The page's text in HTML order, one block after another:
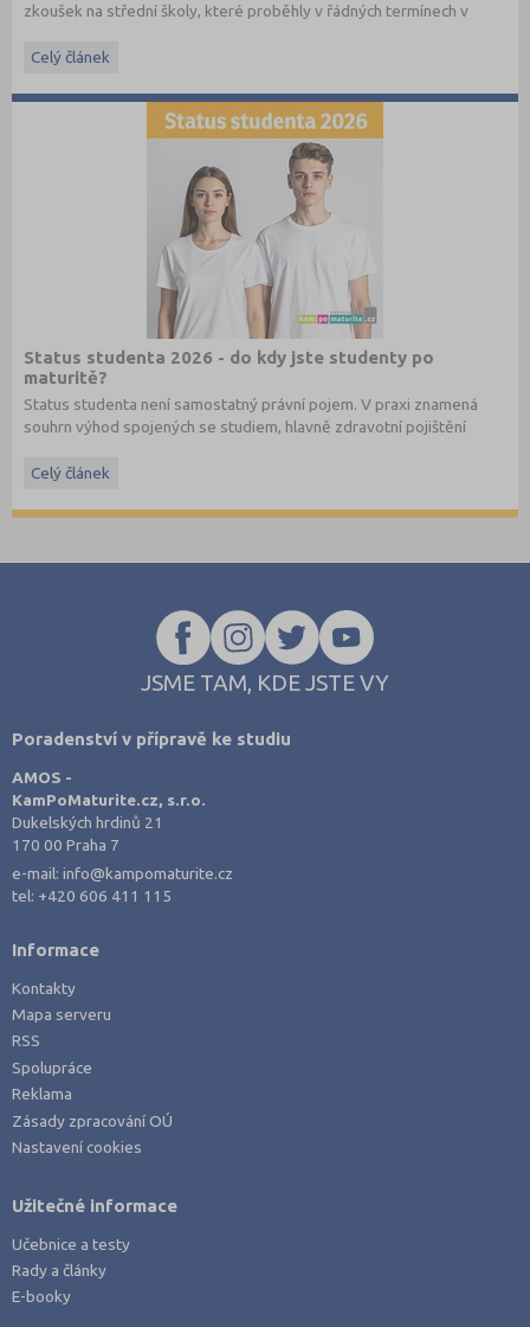
zkoušek na střední školy, které proběhly v řádných termínech v
Stáhněte si ostré i ilustrační testy
Celý článek
Status studenta 2026 - do kdy jste studenty po
maturitě?
Status studenta není samostatný právní pojem. V praxi znamená
souhrn výhod spojených se studiem, hlavně zdravotní pojištění
Celý článek
JSME TAM, KDE JSTE VY
Poradenství v přípravě ke studiu
AMOS -
KamPoMaturite.cz, s.r.o.
Dukelských hrdinů 21
170 00 Praha 7
e-mail:info@kampomaturite.cz
tel: +420 606 411 115
Informace
Kontakty
Mapa serveru
RSS
Spolupráce
Reklama
Zásady zpracování OÚ
Nastavení cookies
Užitečné informace
Učebnice a testy
Rady a články
E-booky